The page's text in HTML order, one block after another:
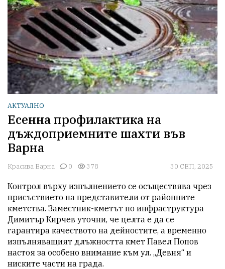
АКТУАЛНО
Есенна профилактика на
дъждоприемните шахти във
Варна
Красива Варна 0 378 30 СЕП, 2025
Контрол върху изпълнението се осъществява чрез
присъствието на представители от районните
кметства. Заместник-кметът по инфраструктура
Димитър Кирчев уточни, че целта е да се
гарантира качеството на дейностите, а временно
изпълняващият длъжността кмет Павел Попов
настоя за особено внимание към ул. „Девня“ и
ниските части на града.